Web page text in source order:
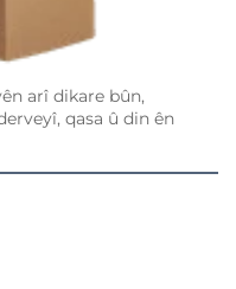
arî dikare bûn,
qasa û din ên